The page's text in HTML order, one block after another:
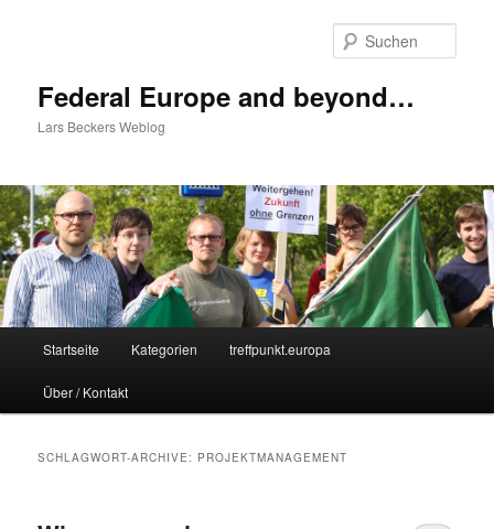
Federal Europe and beyond…
Lars Beckers Weblog
Startseite Kategorien treffpunkt.europa
Über / Kontakt
SCHLAGWORT-ARCHIVE: PROJEKTMANAGEMENT